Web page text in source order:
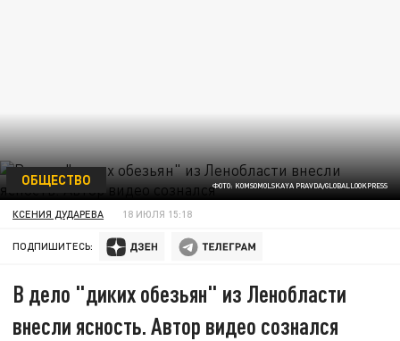
ФОТО: KOMSOMOLSKAYA PRAVDA/GLOBALLOOKPRESS
ОБЩЕСТВО
КСЕНИЯ ДУДАРЕВА 18 ИЮЛЯ 15:18
ПОДПИШИТЕСЬ:
В дело "диких обезьян" из Ленобласти
внесли ясность. Автор видео сознался